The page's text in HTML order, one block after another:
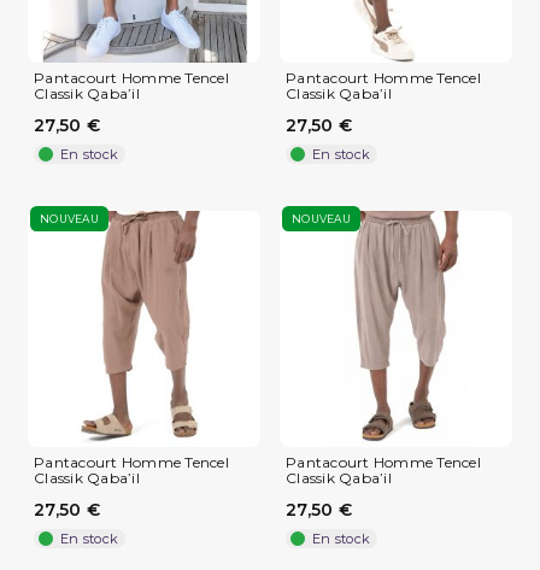
Pantacourt Homme Tencel
Classik Qaba’il
27,50 €
En stock
Pantacourt Homme Tencel
Classik Qaba’il
27,50 €
En stock
NOUVEAU
Pantacourt Homme Tencel
Classik Qaba’il
27,50 €
En stock
NOUVEAU
Pantacourt Homme Tencel
Classik Qaba’il
27,50 €
En stock